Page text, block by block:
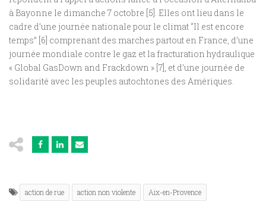
à Bayonne le dimanche 7 octobre [5]. Elles ont lieu dans le
cadre d’une journée nationale pour le climat “Il est encore
temps” [6] comprenant des marches partout en France, d’une
journée mondiale contre le gaz et la fracturation hydraulique
« Global GasDown and Frackdown » [7], et d’une journée de
solidarité avec les peuples autochtones des Amériques.
action de rue action non violente Aix-en-Provence